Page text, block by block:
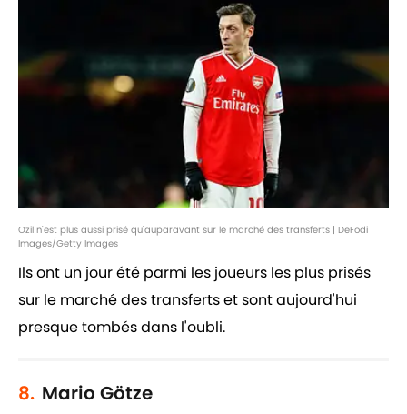
Ozil n'est plus aussi prisé qu'auparavant sur le marché des transferts | DeFodi
Images/Getty Images
Ils ont un jour été parmi les joueurs les plus prisés
sur le marché des transferts et sont aujourd'hui
presque tombés dans l'oubli.
8. Mario Götze